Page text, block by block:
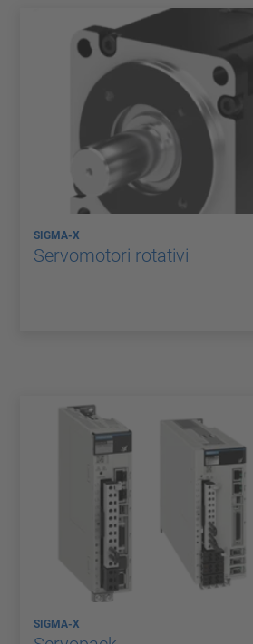
SIGMA-X
Servomotori rotativi
SIGMA-X